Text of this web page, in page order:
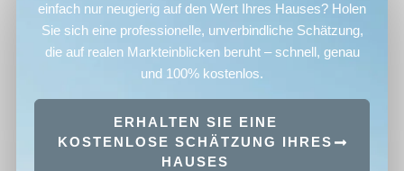
einfach nur neugierig auf den Wert Ihres Hauses? Holen
Sie sich eine professionelle, unverbindliche Schätzung,
die auf realen Markteinblicken beruht – schnell, genau
und 100% kostenlos.
ERHALTEN SIE EINE
KOSTENLOSE SCHÄTZUNG IHRES
HAUSES